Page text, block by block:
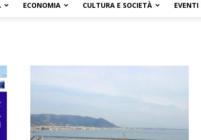
ECONOMIA CULTURA E SOCIETÀ EVENTI